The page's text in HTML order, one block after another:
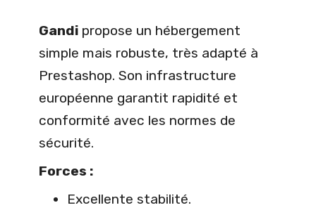
Gandi propose un hébergement
simple mais robuste, très adapté à
Prestashop. Son infrastructure
européenne garantit rapidité et
conformité avec les normes de
sécurité.
Forces :
Excellente stabilité.